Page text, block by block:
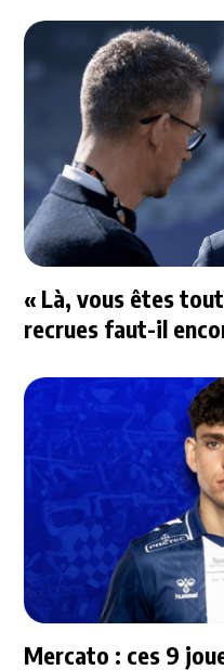
« Là, vous êtes
recrues faut-il
Mercato : ces 9